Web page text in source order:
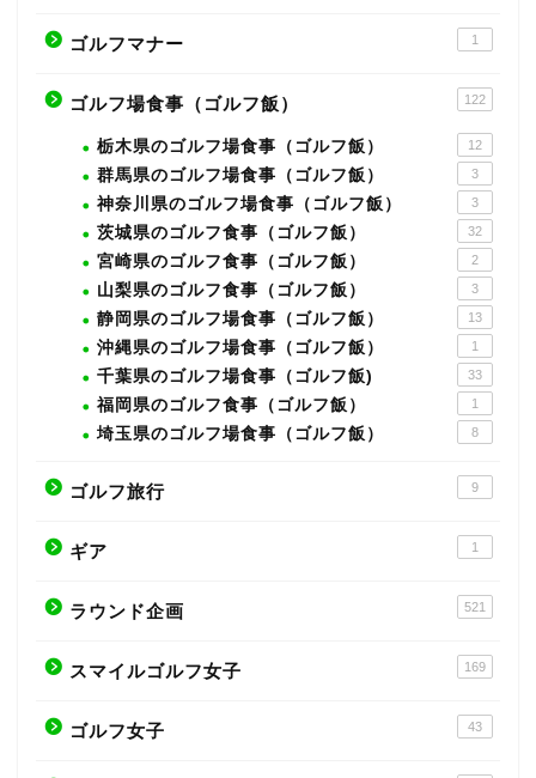
ゴルフマナー 1
ゴルフ場食事（ゴルフ飯） 122
栃木県のゴルフ場食事（ゴルフ飯） 12
群馬県のゴルフ場食事（ゴルフ飯） 3
神奈川県のゴルフ場食事（ゴルフ飯） 3
茨城県のゴルフ食事（ゴルフ飯） 32
宮崎県のゴルフ食事（ゴルフ飯） 2
山梨県のゴルフ食事（ゴルフ飯） 3
静岡県のゴルフ場食事（ゴルフ飯） 13
沖縄県のゴルフ場食事（ゴルフ飯） 1
千葉県のゴルフ場食事（ゴルフ飯) 33
福岡県のゴルフ食事（ゴルフ飯） 1
埼玉県のゴルフ場食事（ゴルフ飯） 8
ゴルフ旅行 9
ギア 1
ラウンド企画 521
スマイルゴルフ女子 169
ゴルフ女子 43